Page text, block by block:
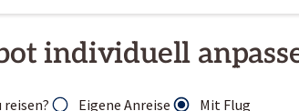
individuell
Eigene Anreise Mit Flug